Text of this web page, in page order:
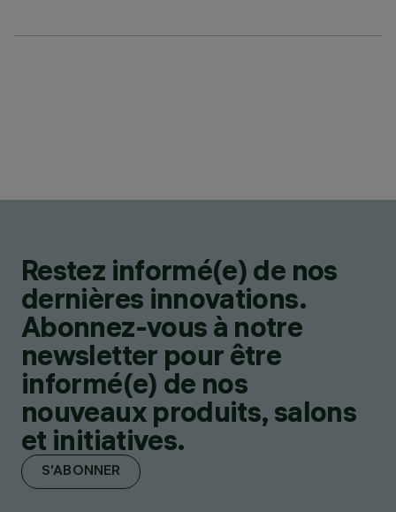
Restez informé(e) de nos
dernières innovations.
Abonnez-vous à notre
newsletter pour être
informé(e) de nos
nouveaux produits, salons
et initiatives.
S'ABONNER